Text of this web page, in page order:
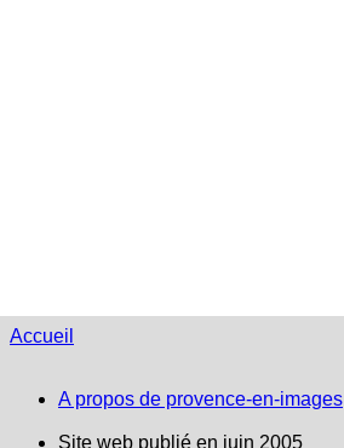
Accueil
A propos de provence-en-images
Site web publié en juin 2005